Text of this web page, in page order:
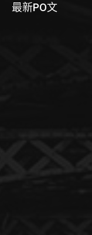
最新PO文